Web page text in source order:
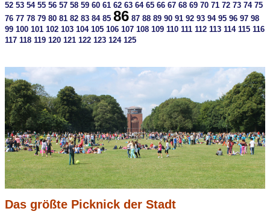
52 53 54 55 56 57 58 59 60 61 62 63 64 65 66 67 68 69 70 71 72 73 74 75
76 77 78 79 80 81 82 83 84 85 86 87 88 89 90 91 92 93 94 95 96 97 98
99 100 101 102 103 104 105 106 107 108 109 110 111 112 113 114 115 116
117 118 119 120 121 122 123 124 125
Das größte Picknick der Stadt